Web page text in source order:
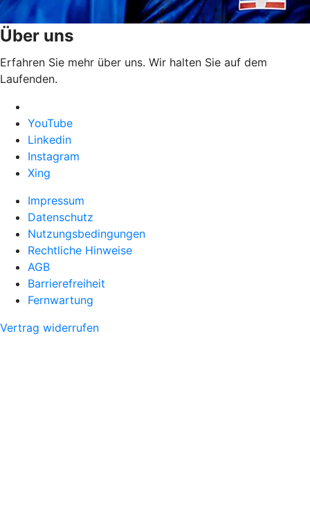
Über uns
Erfahren Sie mehr über uns. Wir halten Sie auf dem
Laufenden.
YouTube
Linkedin
Instagram
Xing
Impressum
Datenschutz
Nutzungsbedingungen
Rechtliche Hinweise
AGB
Barrierefreiheit
Fernwartung
Vertrag widerrufen